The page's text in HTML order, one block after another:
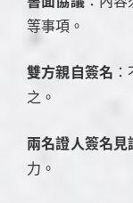
等事項。
雙方親自簽名
之。
兩名證人簽名見
力。